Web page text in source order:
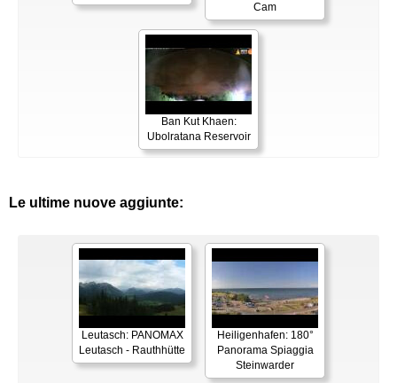
Cam
Ban Kut Khaen:
Ubolratana Reservoir
Le ultime nuove aggiunte:
Leutasch: PANOMAX
Leutasch - Rauthhütte
Heiligenhafen: 180°
Panorama Spiaggia
Steinwarder